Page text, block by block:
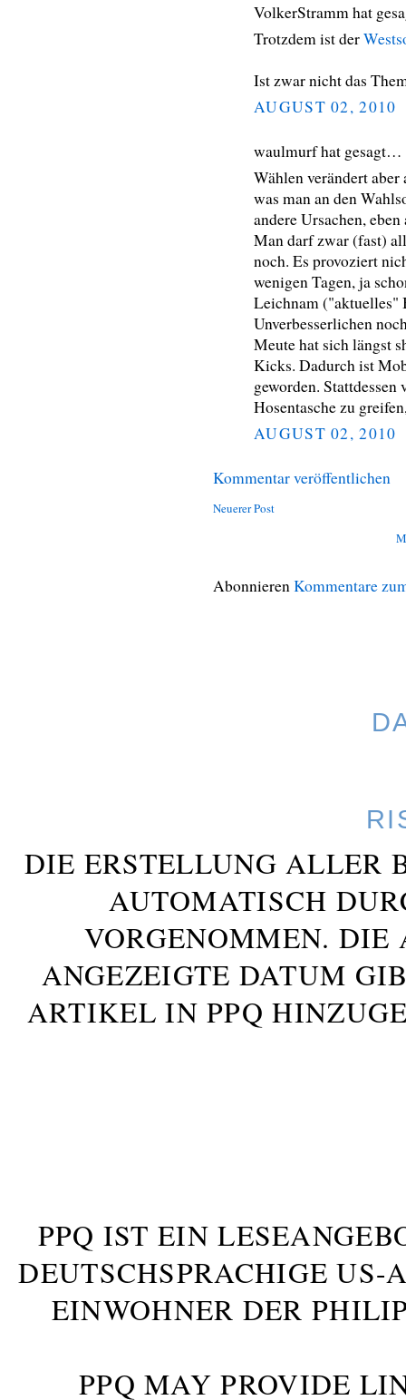
VolkerStramm hat
Trotzdem ist der
Ist zwar nicht das
AUGUST 02, 2010
waulmurf hat gesagt…
Wählen verändert
was man an den
andere Ursachen,
Man darf zwar (fast)
noch. Es provoziert
wenigen Tagen, ja
Leichnam ("aktuelles"
Unverbesserlichen
Meute hat sich längst
Kicks. Dadurch ist
geworden.
Hosentasche zu
AUGUST 02, 2010
Kommentar veröffentlichen
Neuerer Post
AbonnierenKommentare
DIE ERSTELLUNG ALLER
AUTOMATISCH
VORGENOMMEN. DIE
ANGEZEIGTE DATUM
ARTIKEL IN PPQ
PPQ IST EIN
DEUTSCHSPRACHIGE US-
INWOHNER DER
PPQ MAY PROVIDE